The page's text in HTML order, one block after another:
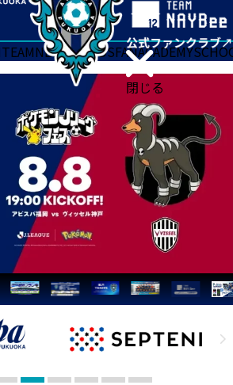
閉じる
TEAMNEWSGOODSFANACADEMY